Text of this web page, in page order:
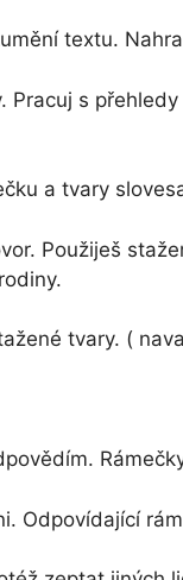
textu.
Pracuj s
a tvary
Použiješ
tvary. (
Odpovídající